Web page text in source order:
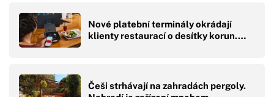
Nové platební terminály okrádají
klienty restaurací o desítky korun.…
Češi strhávají na zahradách pergoly.